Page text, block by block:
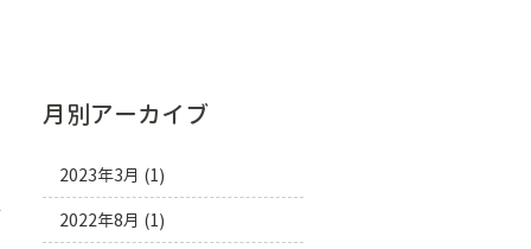
月別アーカイブ
2023年3月 (1)
2022年8月 (1)